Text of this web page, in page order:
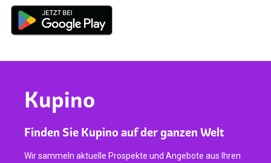
Kupino
Finden Sie Kupino auf der ganzen Welt
Wir sammeln aktuelle Prospekte und Angebote aus Ihren